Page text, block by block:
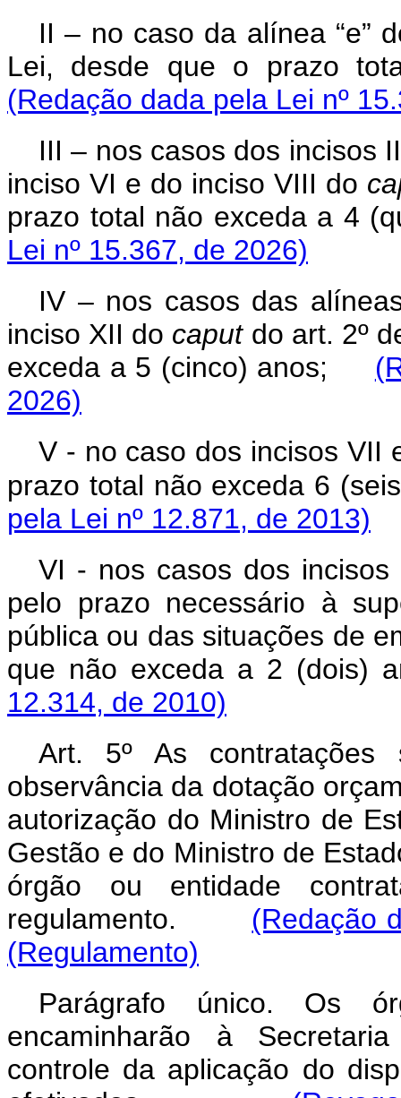
II – no caso da alínea “e”
Lei, desde que o prazo
(Redação dada pela Lei nº
III – nos casos dos incisos
inciso VI e do inciso VIII do
prazo total não exceda a 4
Lei nº 15.367, de 2026)
IV – nos casos das
inciso XII do caputdo art. 2º
exceda a 5 (cinco) anos;
2026)
V - no caso dos incisos VII
prazo total não
pela Lei nº 12.871, de 2013)
VI - nos casos dos
pelo prazo necessário à
pública ou das situações de
que não exceda a 2
12.314, de 2010)
Art. 5º As contratações
observância da dotação
autorização do Ministro de
Gestão e do Ministro de
órgão ou entidade
regulamento. (Redação
(Regulamento)
Parágrafo único. Os
encaminharão à
controle da aplicação do